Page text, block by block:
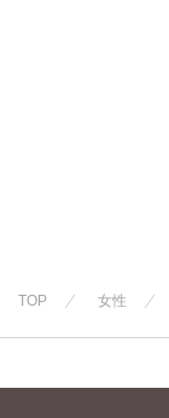
TOP 女性